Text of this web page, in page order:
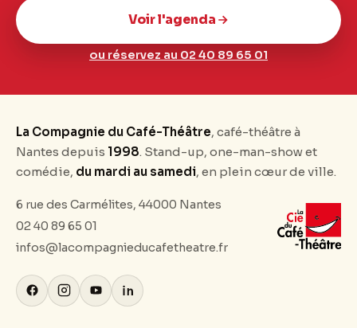
Voir l'agenda
ou réservez au 02 40 89 65 01
La Compagnie du Café-Théâtre, café-théâtre à
Nantes depuis 1998. Stand-up, one-man-show et
comédie, du mardi au samedi, en plein cœur de ville.
6 rue des Carmélites, 44000 Nantes
02 40 89 65 01
infos@lacompagnieducafetheatre.fr